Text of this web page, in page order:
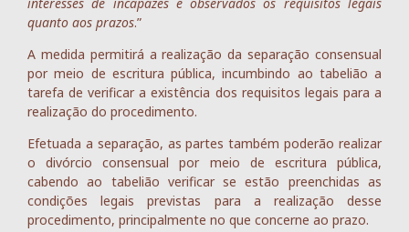
quanto aos prazos.”
A medida permitirá a realização da separação consensual
por meio de escritura pública, incumbindo ao tabelião a
tarefa de verificar a existência dos requisitos legais para a
realização do procedimento.
Efetuada a separação, as partes também poderão realizar
o divórcio consensual por meio de escritura pública,
cabendo ao tabelião verificar se estão preenchidas as
condições legais previstas para a realização desse
procedimento, principalmente no que concerne ao prazo.